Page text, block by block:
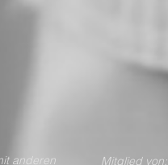
mit anderenMitglied von: